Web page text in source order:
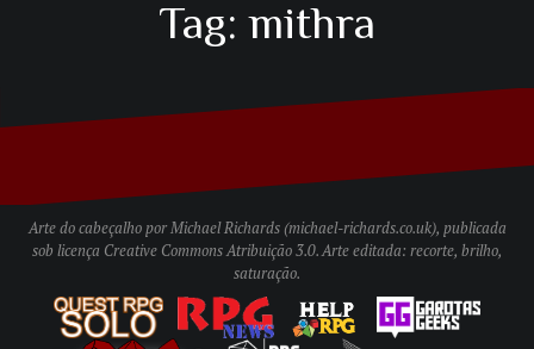
Tag:mithra
Arte do cabeçalho por Michael Richards (michael-richards.co.uk), publicada
sob licença Creative Commons Atribuição 3.0. Arte editada: recorte, brilho,
saturação.